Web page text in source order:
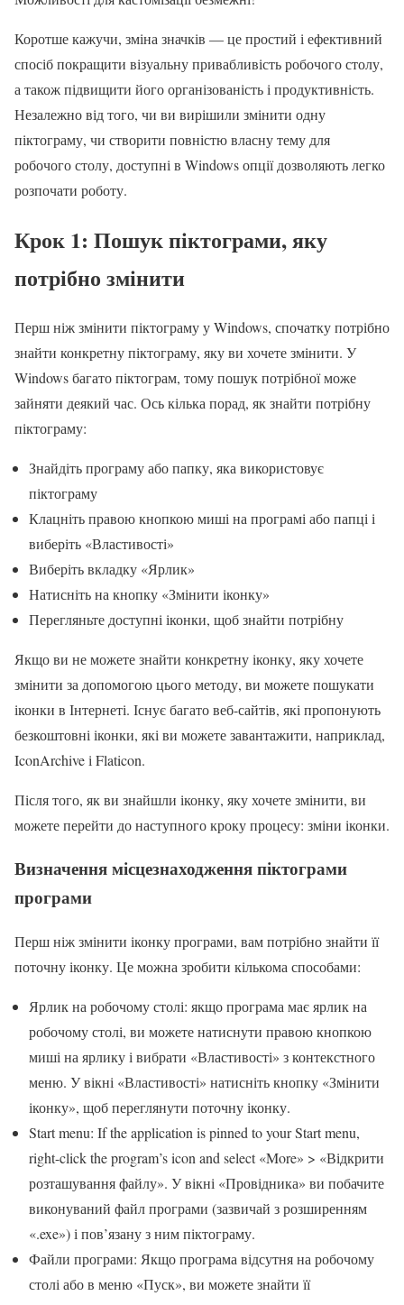
Коротше кажучи, зміна значків — це простий і ефективний
спосіб покращити візуальну привабливість робочого столу,
а також підвищити його організованість і продуктивність.
Незалежно від того, чи ви вирішили змінити одну
піктограму, чи створити повністю власну тему для
робочого столу, доступні в Windows опції дозволяють легко
розпочати роботу.
Крок 1: Пошук піктограми, яку
потрібно змінити
Перш ніж змінити піктограму у Windows, спочатку потрібно
знайти конкретну піктограму, яку ви хочете змінити. У
Windows багато піктограм, тому пошук потрібної може
зайняти деякий час. Ось кілька порад, як знайти потрібну
піктограму:
Знайдіть програму або папку, яка використовує
піктограму
Клацніть правою кнопкою миші на програмі або папці і
виберіть «Властивості»
Виберіть вкладку «Ярлик»
Натисніть на кнопку «Змінити іконку»
Перегляньте доступні іконки, щоб знайти потрібну
Якщо ви не можете знайти конкретну іконку, яку хочете
змінити за допомогою цього методу, ви можете пошукати
іконки в Інтернеті. Існує багато веб-сайтів, які пропонують
безкоштовні іконки, які ви можете завантажити, наприклад,
IconArchive і Flaticon.
Після того, як ви знайшли іконку, яку хочете змінити, ви
можете перейти до наступного кроку процесу: зміни іконки.
Визначення місцезнаходження піктограми
програми
Перш ніж змінити іконку програми, вам потрібно знайти її
поточну іконку. Це можна зробити кількома способами:
Ярлик на робочому столі: якщо програма має ярлик на
робочому столі, ви можете натиснути правою кнопкою
миші на ярлику і вибрати «Властивості» з контекстного
меню. У вікні «Властивості» натисніть кнопку «Змінити
іконку», щоб переглянути поточну іконку.
Start menu: If the application is pinned to your Start menu,
right-click the program’s icon and select «More» > «Відкрити
розташування файлу». У вікні «Провідника» ви побачите
виконуваний файл програми (зазвичай з розширенням
«.exe») і пов’язану з ним піктограму.
Файли програми: Якщо програма відсутня на робочому
столі або в меню «Пуск», ви можете знайти її